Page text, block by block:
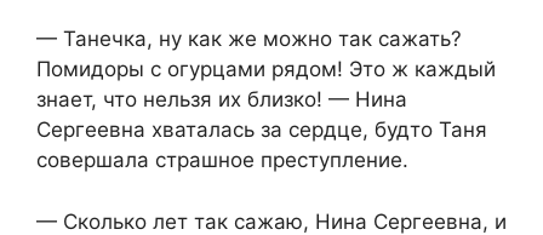
— Танечка, ну как же можно так сажать?
Помидоры с огурцами рядом! Это ж каждый
знает, что нельзя их близко! — Нина
Сергеевна хваталась за сердце, будто Таня
совершала страшное преступление.
— Сколько лет так сажаю, Нина Сергеевна, и